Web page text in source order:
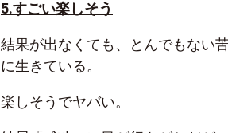
5.すごい楽しそう
結果が出なくても、とんでもない
に生きている。
楽しそうでヤバい。